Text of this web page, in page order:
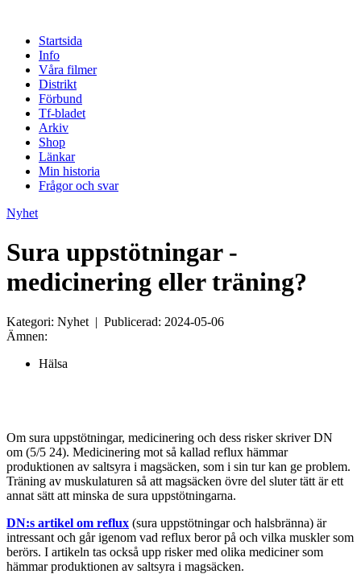
Startsida
Info
Våra filmer
Distrikt
Förbund
Tf-bladet
Arkiv
Shop
Länkar
Min historia
Frågor och svar
Nyhet
Sura uppstötningar -
medicinering eller träning?
Kategori: Nyhet | Publicerad: 2024-05-06
Ämnen:
Hälsa
Om sura uppstötningar, medicinering och dess risker skriver DN
om (5/5 24). Medicinering mot så kallad reflux hämmar
produktionen av saltsyra i magsäcken, som i sin tur kan ge problem.
Träning av muskulaturen så att magsäcken övre del sluter tätt är ett
annat sätt att minska de sura uppstötningarna.
DN:s artikel om reflux (sura uppstötningar och halsbränna) är
intressant och går igenom vad reflux beror på och vilka muskler som
berörs. I artikeln tas också upp risker med olika mediciner som
hämmar produktionen av saltsyra i magsäcken.